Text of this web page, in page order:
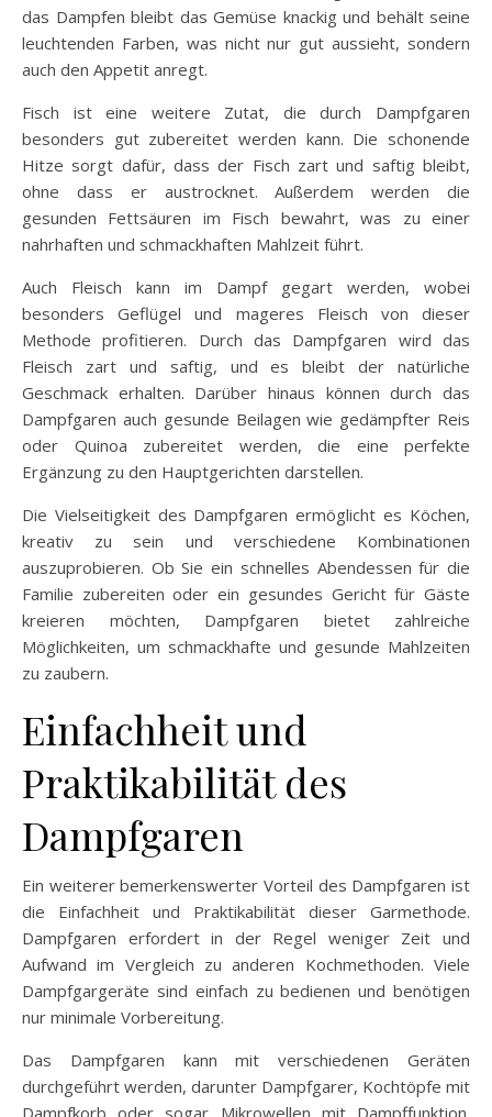
das Dampfen bleibt das Gemüse knackig und behält seine
leuchtenden Farben, was nicht nur gut aussieht, sondern
auch den Appetit anregt.
Fisch ist eine weitere Zutat, die durch Dampfgaren
besonders gut zubereitet werden kann. Die schonende
Hitze sorgt dafür, dass der Fisch zart und saftig bleibt,
ohne dass er austrocknet. Außerdem werden die
gesunden Fettsäuren im Fisch bewahrt, was zu einer
nahrhaften und schmackhaften Mahlzeit führt.
Auch Fleisch kann im Dampf gegart werden, wobei
besonders Geflügel und mageres Fleisch von dieser
Methode profitieren. Durch das Dampfgaren wird das
Fleisch zart und saftig, und es bleibt der natürliche
Geschmack erhalten. Darüber hinaus können durch das
Dampfgaren auch gesunde Beilagen wie gedämpfter Reis
oder Quinoa zubereitet werden, die eine perfekte
Ergänzung zu den Hauptgerichten darstellen.
Die Vielseitigkeit des Dampfgaren ermöglicht es Köchen,
kreativ zu sein und verschiedene Kombinationen
auszuprobieren. Ob Sie ein schnelles Abendessen für die
Familie zubereiten oder ein gesundes Gericht für Gäste
kreieren möchten, Dampfgaren bietet zahlreiche
Möglichkeiten, um schmackhafte und gesunde Mahlzeiten
zu zaubern.
Einfachheit und
Praktikabilität des
Dampfgaren
Ein weiterer bemerkenswerter Vorteil des Dampfgaren ist
die Einfachheit und Praktikabilität dieser Garmethode.
Dampfgaren erfordert in der Regel weniger Zeit und
Aufwand im Vergleich zu anderen Kochmethoden. Viele
Dampfgargeräte sind einfach zu bedienen und benötigen
nur minimale Vorbereitung.
Das Dampfgaren kann mit verschiedenen Geräten
durchgeführt werden, darunter Dampfgarer, Kochtöpfe mit
Dampfkorb oder sogar Mikrowellen mit Dampffunktion.